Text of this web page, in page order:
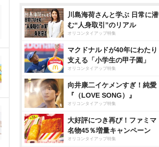
川島海荷さんと学ぶ 日常に潜
む“人身取引”のリアル
オリコンタイアップ特集
マクドナルドが40年にわたり
支える「小学生の甲子園」
オリコンタイアップ特集
向井康二イケメンすぎ！純愛
『（LOVE SONG）』
オリコンタイアップ特集
大好評につき再び！ファミマ
名物45％増量キャンペーン
オリコンタイアップ特集